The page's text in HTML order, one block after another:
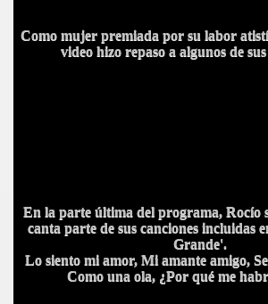
Como mujer premiada por su labor
video hizo repaso a algunos de
En la parte última del programa, Rocío
canta parte de sus canciones incluidas
Grande'.
Lo siento mi amor, Mi amante amigo,
Como una ola, ¿Por qué me